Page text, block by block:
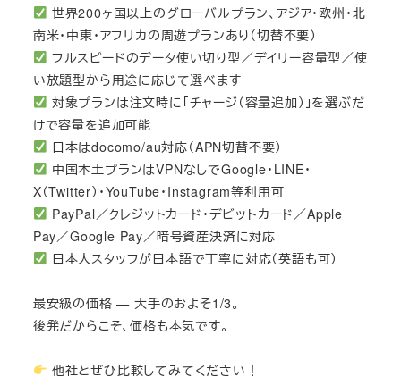
世界200ヶ国以上のグローバルプラン、アジア・欧州・北
南米・中東・アフリカの周遊プランあり（切替不要）
フルスピードのデータ使い切り型／デイリー容量型／使
い放題型から用途に応じて選べます
対象プランは注文時に「チャージ（容量追加）」を選ぶだ
けで容量を追加可能
日本はdocomo/au対応（APN切替不要）
中国本土プランはVPNなしでGoogle・LINE・
X（Twitter）・YouTube・Instagram等利用可
PayPal／クレジットカード・デビットカード／Apple
Pay／Google Pay／暗号資産決済に対応
日本人スタッフが日本語で丁寧に対応（英語も可）
最安級の価格 — 大手のおよそ1/3。
後発だからこそ、価格も本気です。
他社とぜひ比較してみてください！